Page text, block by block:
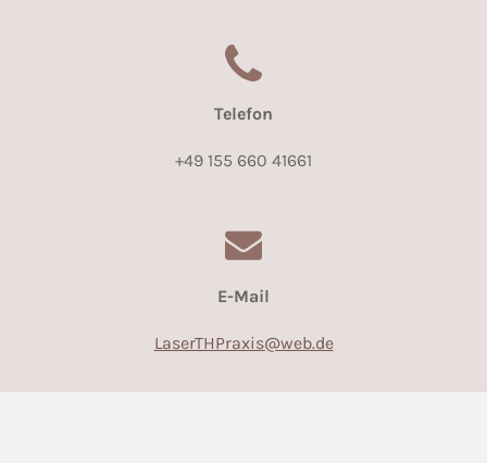
Telefon
+49 155 660 41661
E-Mail
LaserTHPraxis@web.de